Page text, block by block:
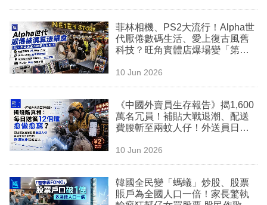
欄
訂
閱
區
菲林相機、PS2大流行！Alpha世
代厭倦數碼生活、愛上復古風舊
科技？旺角實體店爆場變「第三
10 Jun 2026
《中國外賣員生存報告》揭1,600
萬名冗員！補貼大戰退潮、配送
費腰斬至兩蚊人仔！外送員日睡4
10 Jun 2026
韓國全民變「螞蟻」炒股、股票
賬戶為全國人口一倍！家長驚執